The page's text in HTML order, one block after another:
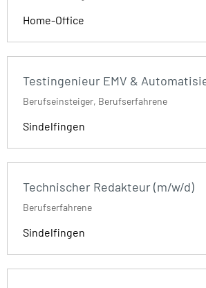
Home-Office
Testingenieur EMV &
Berufseinsteiger, Berufserfahrene
Sindelfingen
Technischer Redakteur (m/w/d)
Berufserfahrene
Sindelfingen